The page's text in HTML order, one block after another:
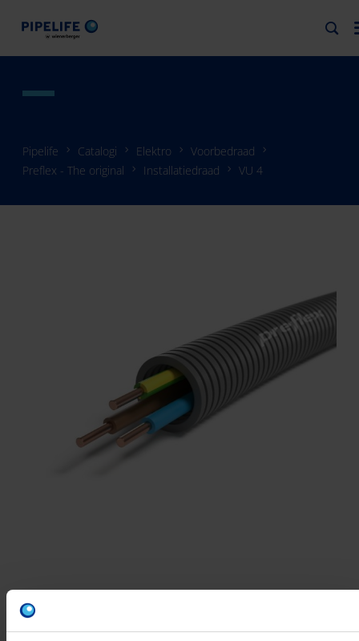
Pipelife Catalogi Elektro
Voorbedraad
Preflex - The original
Installatiedraad VU 4
VU 4